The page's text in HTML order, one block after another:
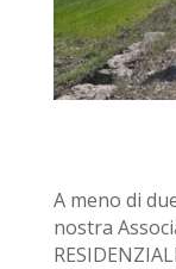
A meno di
nostra